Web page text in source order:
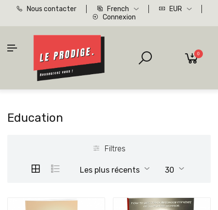
Nous contacter French
EUR
Connexion
0
Education
Filtres
Les plus récents 30